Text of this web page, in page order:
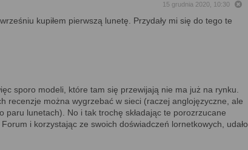
15 grudnia 2020, 10:30
kupiłem pierwszą lunetę. Przydały mi się do tego te
sporo modeli, które tam się przewijają nie ma już na rynku.
recenzje można wygrzebać w sieci (raczej anglojęzyczne, ale
paru lunetach). No i tak trochę składając te porozrzucane
i korzystając ze swoich doświadczeń lornetkowych, udało